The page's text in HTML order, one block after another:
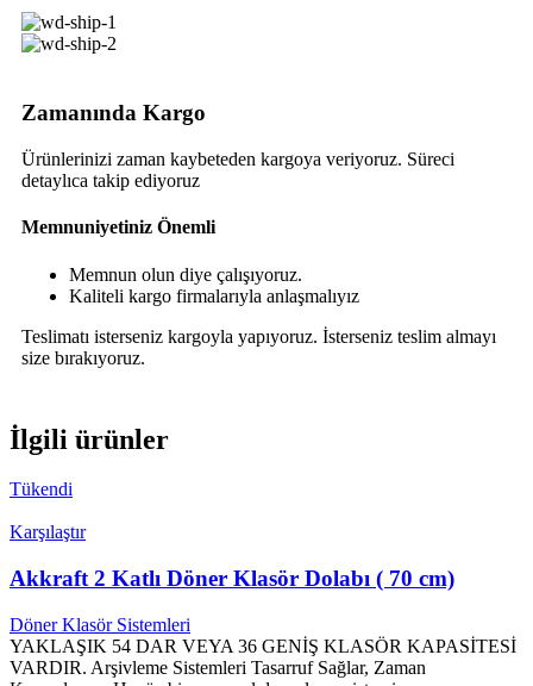
Zamanında Kargo
Ürünlerinizi zaman kaybeteden kargoya veriyoruz. Süreci
detaylıca takip ediyoruz
Memnuniyetiniz Önemli
Memnun olun diye çalışıyoruz.
Kaliteli kargo firmalarıyla anlaşmalıyız
Teslimatı isterseniz kargoyla yapıyoruz. İsterseniz teslim almayı
size bırakıyoruz.
İlgili ürünler
Tükendi
Karşılaştır
Akkraft 2 Katlı Döner Klasör Dolabı ( 70 cm)
Döner Klasör Sistemleri
YAKLAŞIK 54 DAR VEYA 36 GENİŞ KLASÖR KAPASİTESİ
VARDIR. Arşivleme Sistemleri Tasarruf Sağlar, Zaman